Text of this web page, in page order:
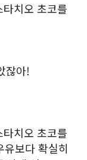
치오 초코를
잖아!
치오 초코를
보다 확실히